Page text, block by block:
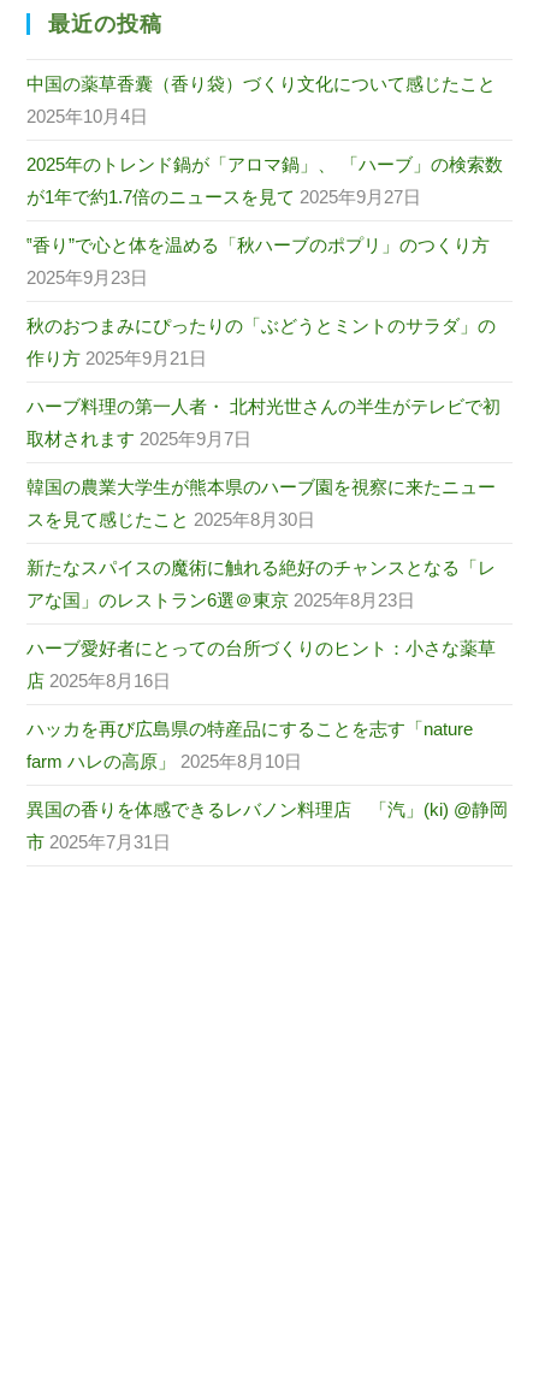
最近の投稿
中国の薬草香囊（香り袋）づくり文化について感じたこと
2025年10月4日
2025年のトレンド鍋が「アロマ鍋」、 「ハーブ」の検索数
が1年で約1.7倍のニュースを見て 2025年9月27日
‟香り”で心と体を温める「秋ハーブのポプリ」のつくり方
2025年9月23日
秋のおつまみにぴったりの「ぶどうとミントのサラダ」の
作り方 2025年9月21日
ハーブ料理の第一人者・ 北村光世さんの半生がテレビで初
取材されます 2025年9月7日
韓国の農業大学生が熊本県のハーブ園を視察に来たニュー
スを見て感じたこと 2025年8月30日
新たなスパイスの魔術に触れる絶好のチャンスとなる「レ
アな国」のレストラン6選＠東京 2025年8月23日
ハーブ愛好者にとっての台所づくりのヒント：小さな薬草
店 2025年8月16日
ハッカを再び広島県の特産品にすることを志す「nature
farm ハレの高原」
2025年8月10日
異国の香りを体感できるレバノン料理店 「汽」(ki) @静岡
市 2025年7月31日